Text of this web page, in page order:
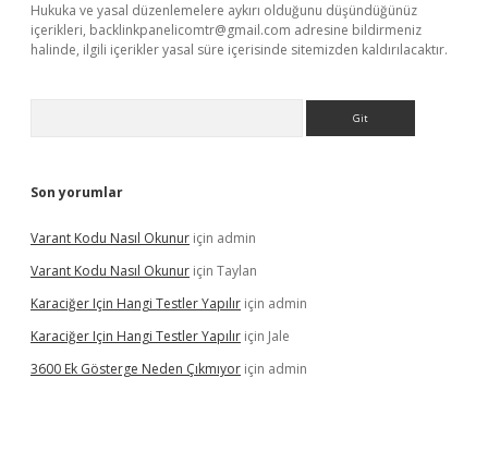
Hukuka ve yasal düzenlemelere aykırı olduğunu düşündüğünüz
içerikleri, backlinkpanelicomtr@gmail.com adresine bildirmeniz
halinde, ilgili içerikler yasal süre içerisinde sitemizden kaldırılacaktır.
Son yorumlar
Varant Kodu Nasıl Okunur için admin
Varant Kodu Nasıl Okunur için Taylan
Karaciğer Için Hangi Testler Yapılır için admin
Karaciğer Için Hangi Testler Yapılır için Jale
3600 Ek Gösterge Neden Çıkmıyor için admin